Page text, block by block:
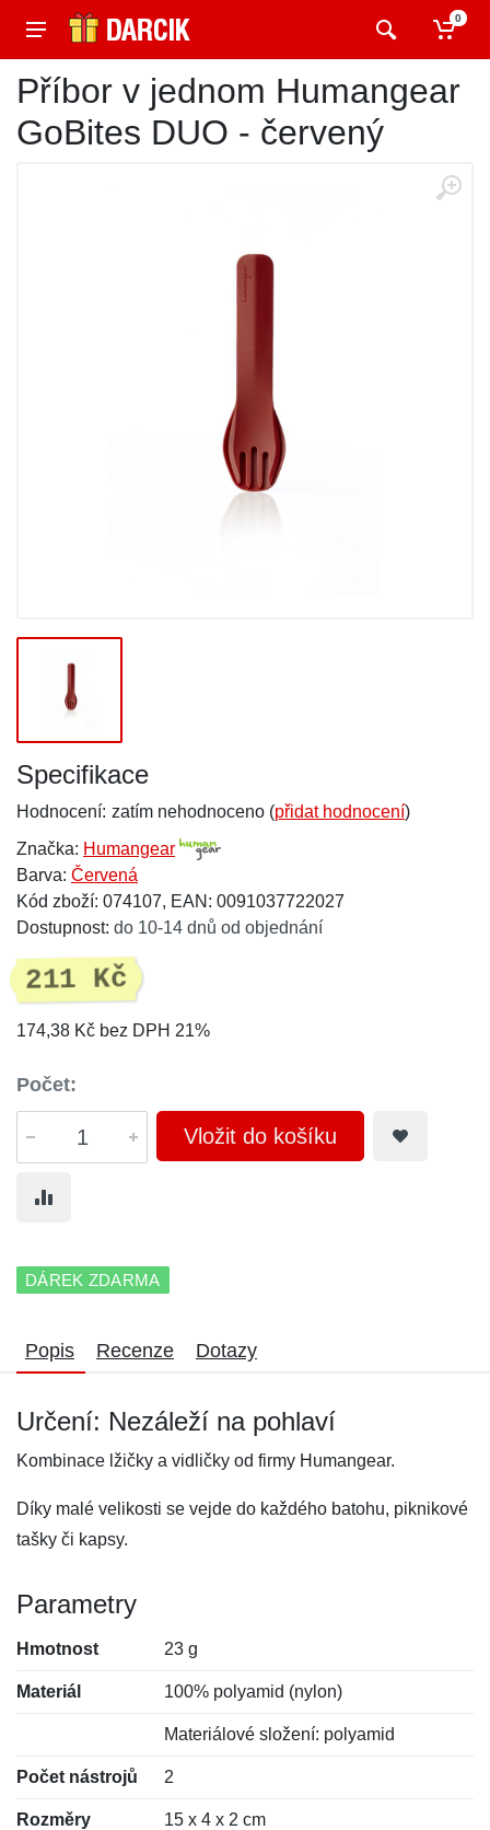
0
Příbor v jednom Humangear
GoBites DUO - červený
Specifikace
Hodnocení: zatím nehodnoceno (přidat hodnocení)
Značka: Humangear
Barva: Červená
Kód zboží: 074107, EAN: 0091037722027
Dostupnost: do 10-14 dnů od objednání
211 Kč
174,38 Kč bez DPH 21%
Počet:
Vložit do košíku
DÁREK ZDARMA
Popis Recenze Dotazy
Určení: Nezáleží na pohlaví
Kombinace lžičky a vidličky od firmy Humangear.
Díky malé velikosti se vejde do každého batohu, piknikové
tašky či kapsy.
Parametry
Hmotnost 23 g
Materiál 100% polyamid (nylon)
Materiálové složení: polyamid
Počet nástrojů 2
Rozměry 15 x 4 x 2 cm